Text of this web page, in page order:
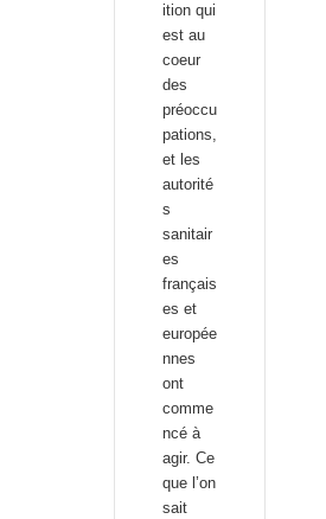
ition qui
est au
coeur
des
préoccu
pations,
et les
autorité
s
sanitair
es
français
es et
europée
nnes
ont
comme
ncé à
agir. Ce
que l’on
sait